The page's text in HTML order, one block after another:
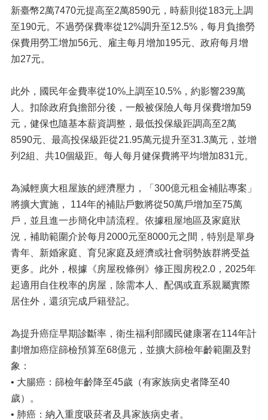
新臺幣2萬7470元提高至2萬8590元，時薪則從183元上調
至190元。不過勞保費率從12%調升至12.5%，每月負擔勞
保費用勞工增加56元、雇主每月增加195元、政府每月增
加27元。
此外，國民年金費率從10%上調至10.5%，約影響239萬
人。扣除政府負擔部分後，一般被保險人每月保費增加59
元，健保也隨基本薪資調整，最低投保級距調高至2萬
8590元、最高投保級距從21.95萬元提升至31.3萬元，並增
列2組、共10個級距。每人每月健保費將平均增加831元。
為減輕廣大租屋族的經濟壓力，「300億元租金補貼專案」
將擴大實施， 114年的補貼戶數將從50萬戶增加至75萬
戶，並且進一步簡化申請流程。依據租屋地區及家庭狀
況，補助範圍介於每月2000元至8000元之間，特別是單身
青年、新婚家庭、育兒家庭及經濟或社會弱勢族群將受益
更多。此外，根據《房屋稅條例》修正囤房稅2.0，2025年
起適用自住稅率的房屋，除需本人、配偶或直系親屬實際
居住外，還須完成戶籍登記。
為提升癌症早期診斷率，衛生福利部國民健康署在114年計
劃增加癌症篩檢預算至68億元，並擴大篩檢年齡範圍及對
象：
• 大腸癌：篩檢年齡降至45歲（有家族病史者降至40
歲）。
• 肺癌：納入重度吸菸者及具家族病史者。